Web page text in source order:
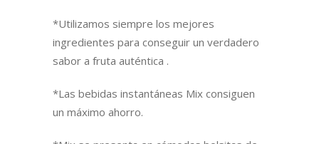
*Utilizamos siempre los mejores
ingredientes para conseguir un verdadero
sabor a fruta auténtica .
*Las bebidas instantáneas Mix consiguen
un máximo ahorro.